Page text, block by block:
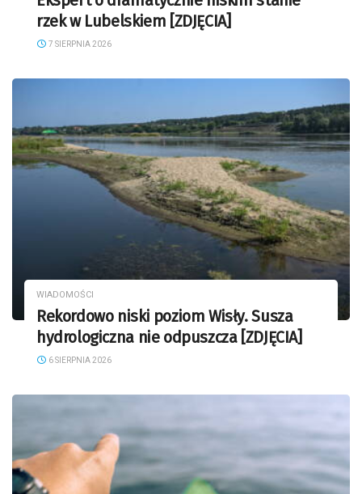
rzek w Lubelskiem [ZDJĘCIA]
7 SIERPNIA 2026
WIADOMOŚCI
Rekordowo niski poziom Wisły. Susza
hydrologiczna nie odpuszcza [ZDJĘCIA]
6 SIERPNIA 2026